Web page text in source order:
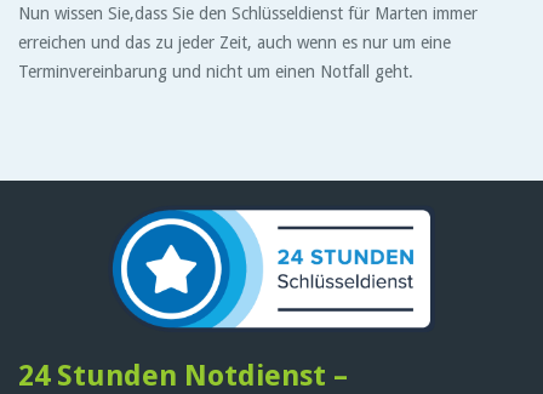
Nun wissen Sie,dass Sie den Schlüsseldienst für Marten immer
erreichen und das zu jeder Zeit, auch wenn es nur um eine
Terminvereinbarung und nicht um einen Notfall geht.
24 Stunden Notdienst –